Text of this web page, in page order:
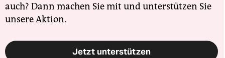
auch? Dann machen Sie mit und unterstützen Sie
unsere Aktion.
Jetzt unterstützen